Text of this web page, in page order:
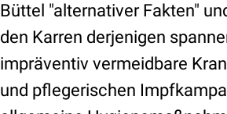
Büttel "alternativer Fakten"
den Karren derjenigen
impräventiv vermeidbare
und pflegerischen